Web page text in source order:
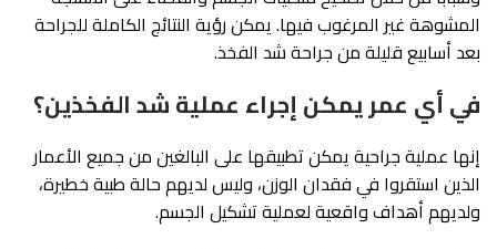
المشوهة غير المرغوب فيها. يمكن رؤية النتائج الكاملة للجراحة
بعد أسابيع قليلة من جراحة شد الفخذ.
في أي عمر يمكن إجراء عملية شد الفخذين؟
إنها عملية جراحية يمكن تطبيقها على البالغين من جميع الأعمار
الذين استقروا في فقدان الوزن، وليس لديهم حالة طبية خطيرة،
ولديهم أهداف واقعية لعملية تشكيل الجسم.